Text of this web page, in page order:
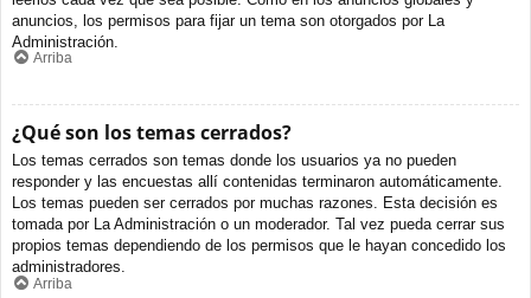
anuncios, los permisos para fijar un tema son otorgados por La
Administración.
Arriba
¿Qué son los temas cerrados?
Los temas cerrados son temas donde los usuarios ya no pueden
responder y las encuestas allí contenidas terminaron automáticamente.
Los temas pueden ser cerrados por muchas razones. Esta decisión es
tomada por La Administración o un moderador. Tal vez pueda cerrar sus
propios temas dependiendo de los permisos que le hayan concedido los
administradores.
Arriba